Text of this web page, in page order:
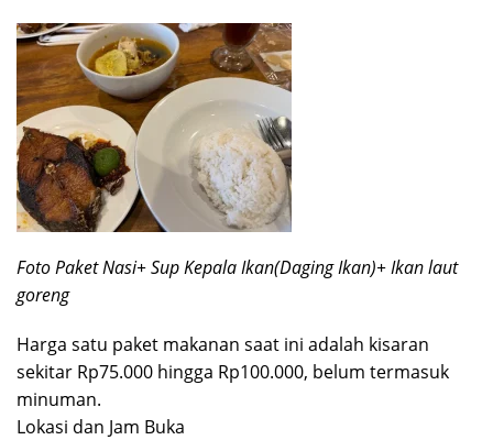
Foto Paket Nasi+ Sup Kepala Ikan(Daging Ikan)+ Ikan laut
goreng
Harga satu paket makanan saat ini adalah kisaran
sekitar Rp75.000 hingga Rp100.000, belum termasuk
minuman.
Lokasi dan Jam Buka